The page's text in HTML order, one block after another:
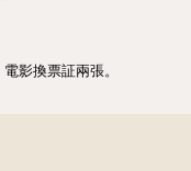
電影換票証兩張。